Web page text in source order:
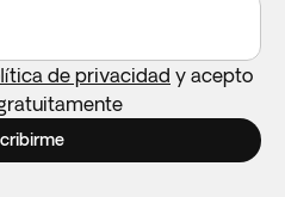
de privacidad y acepto